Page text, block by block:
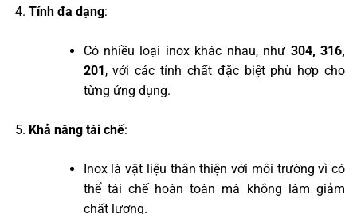
Tính đa dạng:
Có nhiều loại inox khác nhau, như 304, 316,
201, với các tính chất đặc biệt phù hợp cho
từng ứng dụng.
Khả năng tái chế:
Inox là vật liệu thân thiện với môi trường vì có
thể tái chế hoàn toàn mà không làm giảm
chất lượng.